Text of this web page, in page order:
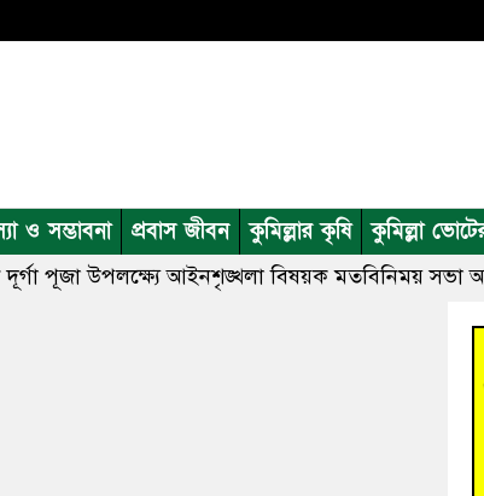
ও সম্ভাবনা প্রবাস জীবন কুমিল্লার কৃষি কুমিল্লা
দূর্গা পূজা উপলক্ষ্যে আইনশৃঙ্খলা বিষয়ক মতবিনিময় সভা